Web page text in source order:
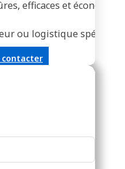
efficaces et
ou logistique
contacter